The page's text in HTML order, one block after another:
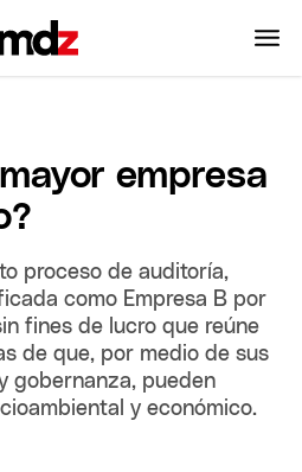
empresa
proceso de auditoría,
como Empresa B por
fines de lucro que reúne
de que, por medio de sus
gobernanza, pueden
y económico.